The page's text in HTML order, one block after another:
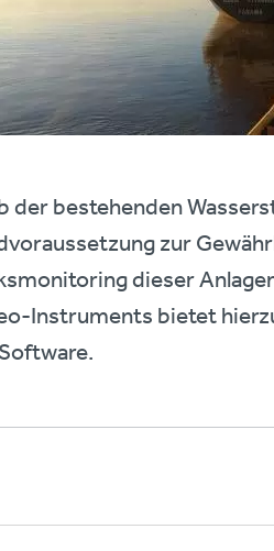
der bestehenden
zur
dieser
Instruments bietet